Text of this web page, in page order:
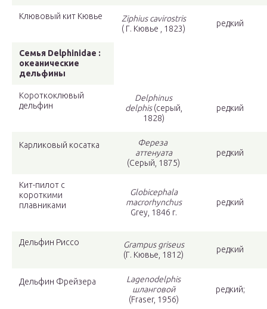
Клювовый кит Кювье
Ziphius cavirostris
( Г. Кювье , 1823)
редкий
Семья Delphinidae :
океанические
дельфины
Короткоклювый
дельфин
Delphinus
delphis(серый,
1828)
редкий
Карликовый косатка
Фереза ​​
аттенуата
(Серый, 1875)
редкий
Кит-пилот с
короткими
плавниками
Globicephala
macrorhynchus
Grey, 1846 г.
редкий
Дельфин Риссо
Grampus griseus
(Г. Кювье, 1812)
редкий
Дельфин Фрейзера
Lagenodelphis
шланговой
(Fraser, 1956)
редкий;